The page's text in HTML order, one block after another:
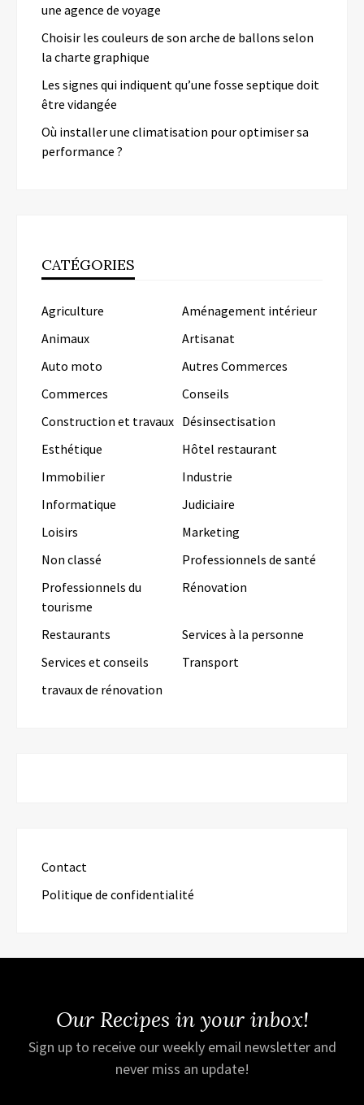
une agence de voyage
Choisir les couleurs de son arche de ballons selon
la charte graphique
Les signes qui indiquent qu’une fosse septique doit
être vidangée
Où installer une climatisation pour optimiser sa
performance ?
CATÉGORIES
Agriculture
Aménagement intérieur
Animaux
Artisanat
Auto moto
Autres Commerces
Commerces
Conseils
Construction et travaux Désinsectisation
Esthétique
Hôtel restaurant
Immobilier
Industrie
Informatique
Judiciaire
Loisirs
Marketing
Non classé
Professionnels de santé
Professionnels du
tourisme
Rénovation
Restaurants
Services à la personne
Services et conseils
Transport
travaux de rénovation
Contact
Politique de confidentialité
Our Recipes in your inbox!
Sign up to receive our weekly email newsletter and
never miss an update!